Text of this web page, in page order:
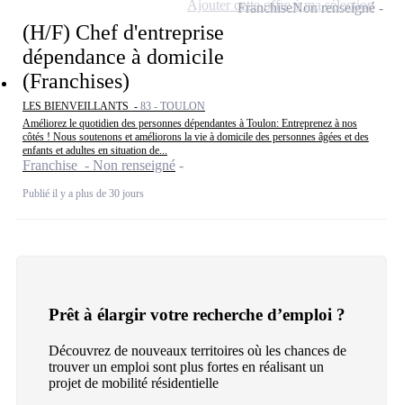
(H/F) Chef d'entreprise
dépendance à domicile
(Franchises)
LES BIENVEILLANTS - 83 - TOULON
Améliorez le quotidien des personnes dépendantes à Toulon: Entreprenez à nos
côtés ! Nous soutenons et améliorons la vie à domicile des personnes âgées et des
enfants et adultes en situation de...
Franchise - Non renseigné
Publié il y a plus de 30 jours
FranchiseNon renseigné
Ajouter cette offre à ma sélection
Prêt à élargir votre recherche d’emploi ?
Découvrez de nouveaux territoires où les chances de
trouver un emploi sont plus fortes en réalisant un
projet de mobilité résidentielle